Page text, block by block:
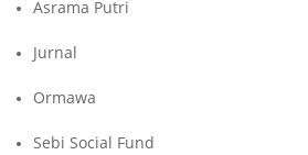
Asrama Putri
Jurnal
Ormawa
Sebi Social Fund